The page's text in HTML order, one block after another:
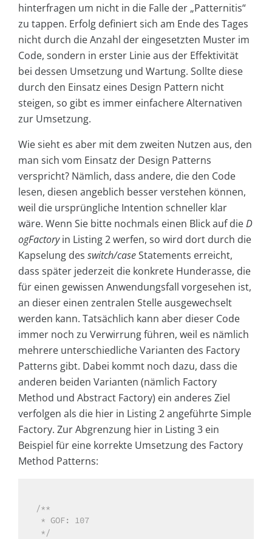
hinterfragen um nicht in die Falle der „Patternitis“
zu tappen. Erfolg definiert sich am Ende des Tages
nicht durch die Anzahl der eingesetzten Muster im
Code, sondern in erster Linie aus der Effektivität
bei dessen Umsetzung und Wartung. Sollte diese
durch den Einsatz eines Design Pattern nicht
steigen, so gibt es immer einfachere Alternativen
zur Umsetzung.
Wie sieht es aber mit dem zweiten Nutzen aus, den
man sich vom Einsatz der Design Patterns
verspricht? Nämlich, dass andere, die den Code
lesen, diesen angeblich besser verstehen können,
weil die ursprüngliche Intention schneller klar
wäre. Wenn Sie bitte nochmals einen Blick auf dieD
ogFactoryin Listing 2 werfen, so wird dort durch die
Kapselung des switch/caseStatements erreicht,
dass später jederzeit die konkrete Hunderasse, die
für einen gewissen Anwendungsfall vorgesehen ist,
an dieser einen zentralen Stelle ausgewechselt
werden kann. Tatsächlich kann aber dieser Code
immer noch zu Verwirrung führen, weil es nämlich
mehrere unterschiedliche Varianten des Factory
Patterns gibt. Dabei kommt noch dazu, dass die
anderen beiden Varianten (nämlich Factory
Method und Abstract Factory) ein anderes Ziel
verfolgen als die hier in Listing 2 angeführte Simple
Factory. Zur Abgrenzung hier in Listing 3 ein
Beispiel für eine korrekte Umsetzung des Factory
Method Patterns:
/**
*/